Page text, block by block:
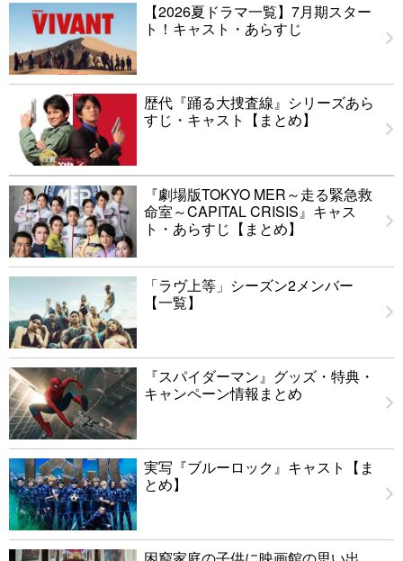
【2026夏ドラマ一覧】7月期スター
ト！キャスト・あらすじ
歴代『踊る大捜査線』シリーズあら
すじ・キャスト【まとめ】
『劇場版TOKYO MER～走る緊急救
命室～CAPITAL CRISIS』キャス
ト・あらすじ【まとめ】
「ラヴ上等」シーズン2メンバー
【一覧】
『スパイダーマン』グッズ・特典・
キャンペーン情報まとめ
実写『ブルーロック』キャスト【ま
とめ】